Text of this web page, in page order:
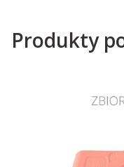
Produkty